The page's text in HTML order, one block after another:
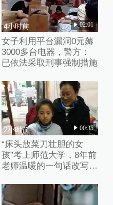
4小时前 02:01
女子利用平台漏洞0元薅
3000多台电器，警方：
已依法采取刑事强制措施
2小时前 00:35
“床头放菜刀壮胆的女
孩”考上师范大学，8年前
老师温暖的一句话改写了